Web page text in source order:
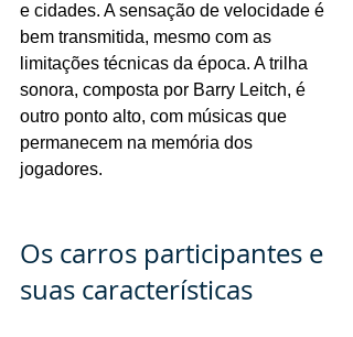
e cidades. A sensação de velocidade é
bem transmitida, mesmo com as
limitações técnicas da época. A trilha
sonora, composta por Barry Leitch, é
outro ponto alto, com músicas que
permanecem na memória dos
jogadores.
Os carros participantes e
suas características